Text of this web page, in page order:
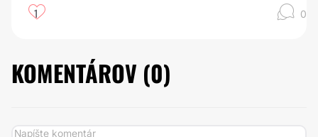
1 0
KOMENTÁROV (0)